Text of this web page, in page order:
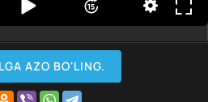
AZO BO'LING.